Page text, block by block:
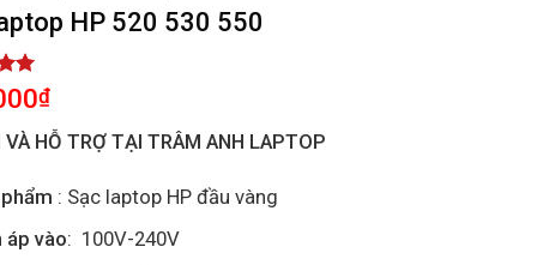
HP 520 530 550
₫
VÀ HỖ TRỢ TẠI TRÂM ANH LAPTOP
: Sạc laptop HP đầu vàng
áp vào: 100V-240V